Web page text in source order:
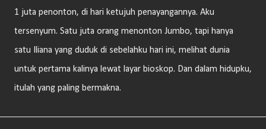
1 juta penonton, di hari ketujuh penayangannya. Aku
tersenyum. Satu juta orang menonton Jumbo, tapi hanya
satu Iliana yang duduk di sebelahku hari ini, melihat dunia
untuk pertama kalinya lewat layar bioskop. Dan dalam hidupku,
itulah yang paling bermakna.